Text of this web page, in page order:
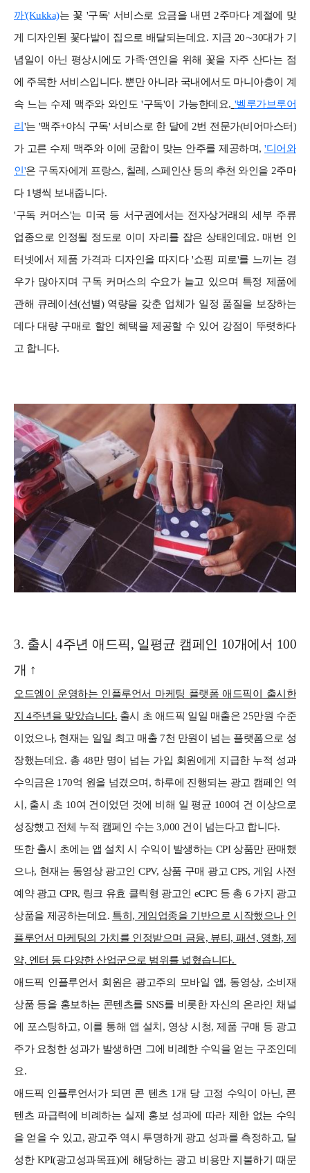
까'(Kukka)는 꽃 '구독' 서비스로 요금을 내면 2주마다 계절에 맞
게 디자인된 꽃다발이 집으로 배달되는데요. 지금 20∼30대가 기
념일이 아닌 평상시에도 가족·연인을 위해 꽃을 자주 산다는 점
에 주목한 서비스입니다. 뿐만 아니라 국내에서도 마니아층이 계
속 느는 수제 맥주와 와인도 '구독'이 가능한데요. '벨루가브루어
리 '는 '맥주+야식 구독' 서비스로 한 달에 2번 전문가(비어마스터)
가 고른 수제 맥주와 이에 궁합이 맞는 안주를 제공하며, '디어와
인'은 구독자에게 프랑스, 칠레, 스페인산 등의 추천 와인을 2주마
다 1병씩 보내줍니다.
'구독 커머스'는 미국 등 서구권에서는 전자상거래의 세부 주류
업종으로 인정될 정도로 이미 자리를 잡은 상태인데요. 매번 인
터넷에서 제품 가격과 디자인을 따지다 '쇼핑 피로'를 느끼는 경
우가 많아지며 구독 커머스의 수요가 늘고 있으며 특정 제품에
관해 큐레이션(선별) 역량을 갖춘 업체가 일정 품질을 보장하는
데다 대량 구매로 할인 혜택을 제공할 수 있어 강점이 뚜렷하다
고 합니다.
3. 출시 4주년 애드픽, 일평균 캠페인 10개에서 100
개 ↑
오드엠이 운영하는 인플루언서 마케팅 플랫폼 애드픽이 출시한
지 4주년을 맞았습니다. 출시 초 애드픽 일일 매출은 25만원 수준
이었으나, 현재는 일일 최고 매출 7천 만원이 넘는 플랫폼으로 성
장했는데요. 총 48만 명이 넘는 가입 회원에게 지급한 누적 성과
수익금은 170억 원을 넘겼으며, 하루에 진행되는 광고 캠페인 역
시, 출시 초 10여 건이었던 것에 비해 일 평균 100여 건 이상으로
성장했고 전체 누적 캠페인 수는 3,000 건이 넘는다고 합니다.
또한 출시 초에는 앱 설치 시 수익이 발생하는 CPI 상품만 판매했
으나, 현재는 동영상 광고인 CPV, 상품 구매 광고 CPS, 게임 사전
예약 광고 CPR, 링크 유효 클릭형 광고인 eCPC 등 총 6 가지 광고
상품을 제공하는데요. 특히, 게임업종을 기반으로 시작했으나 인
플루언서 마케팅의 가치를 인정받으며 금융, 뷰티, 패션, 영화, 제
약, 엔터 등 다양한 산업군으로 범위를 넓혔습니다.
애드픽 인플루언서 회원은 광고주의 모바일 앱, 동영상, 소비재
상품 등을 홍보하는 콘텐츠를 SNS를 비롯한 자신의 온라인 채널
에 포스팅하고, 이를 통해 앱 설치, 영상 시청, 제품 구매 등 광고
주가 요청한 성과가 발생하면 그에 비례한 수익을 얻는 구조인데
요.
애드픽 인플루언서가 되면 콘 텐츠 1개 당 고정 수익이 아닌, 콘
텐츠 파급력에 비례하는 실제 홍보 성과에 따라 제한 없는 수익
을 얻을 수 있고, 광고주 역시 투명하게 광고 성과를 측정하고, 달
성한 KPI(광고성과목표)에 해당하는 광고 비용만 지불하기 때문